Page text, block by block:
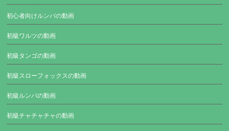
初心者向けルンバの動画
初級ワルツの動画
初級タンゴの動画
初級スローフォックスの動画
初級ルンバの動画
初級チャチャチャの動画